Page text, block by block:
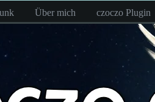
Über mich czoczo Plugin